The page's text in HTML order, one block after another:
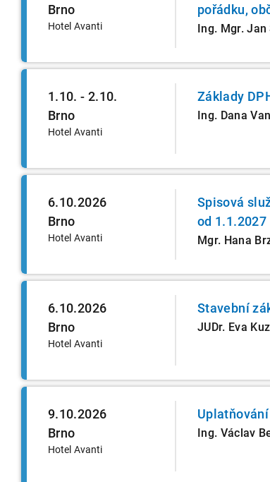
Brno
Hotel Avanti
pořádku,
Ing. Mgr. Jan
1.10. - 2.10.
Brno
Hotel Avanti
Základy
Ing. Dana
6.10.2026
Brno
Hotel Avanti
Spisová
od 1.1.2027
Mgr. Hana
6.10.2026
Brno
Hotel Avanti
Stavební
JUDr. Eva
9.10.2026
Brno
Hotel Avanti
Ing. Václav